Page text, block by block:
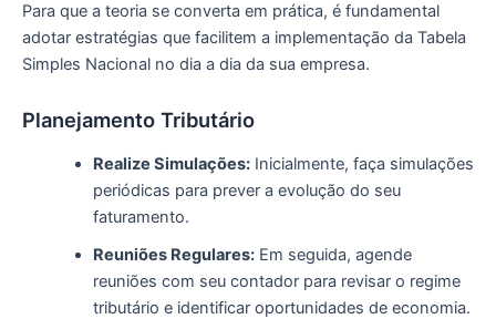
Para que a teoria se converta em prática, é fundamental
adotar estratégias que facilitem a implementação da Tabela
Simples Nacional no dia a dia da sua empresa.
Planejamento Tributário
Realize Simulações:Inicialmente, faça simulações
periódicas para prever a evolução do seu
faturamento.
Reuniões Regulares:Em seguida, agende
reuniões com seu contador para revisar o regime
tributário e identificar oportunidades de economia.